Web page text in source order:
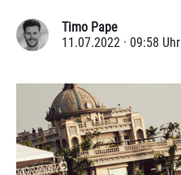
Timo Pape
11.07.2022 · 09:58 Uhr